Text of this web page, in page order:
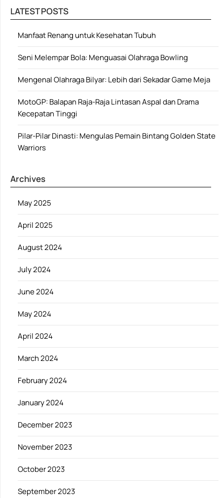
LATEST POSTS
Manfaat Renang untuk Kesehatan Tubuh
Seni Melempar Bola: Menguasai Olahraga Bowling
Mengenal Olahraga Bilyar: Lebih dari Sekadar Game Meja
MotoGP: Balapan Raja-Raja Lintasan Aspal dan Drama
Kecepatan Tinggi
Pilar-Pilar Dinasti: Mengulas Pemain Bintang Golden State
Warriors
Archives
May 2025
April 2025
August 2024
July 2024
June 2024
May 2024
April 2024
March 2024
February 2024
January 2024
December 2023
November 2023
October 2023
September 2023